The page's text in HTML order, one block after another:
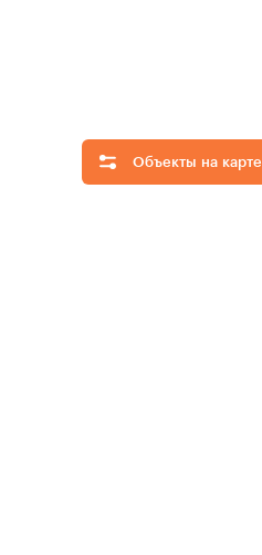
Объекты на карте